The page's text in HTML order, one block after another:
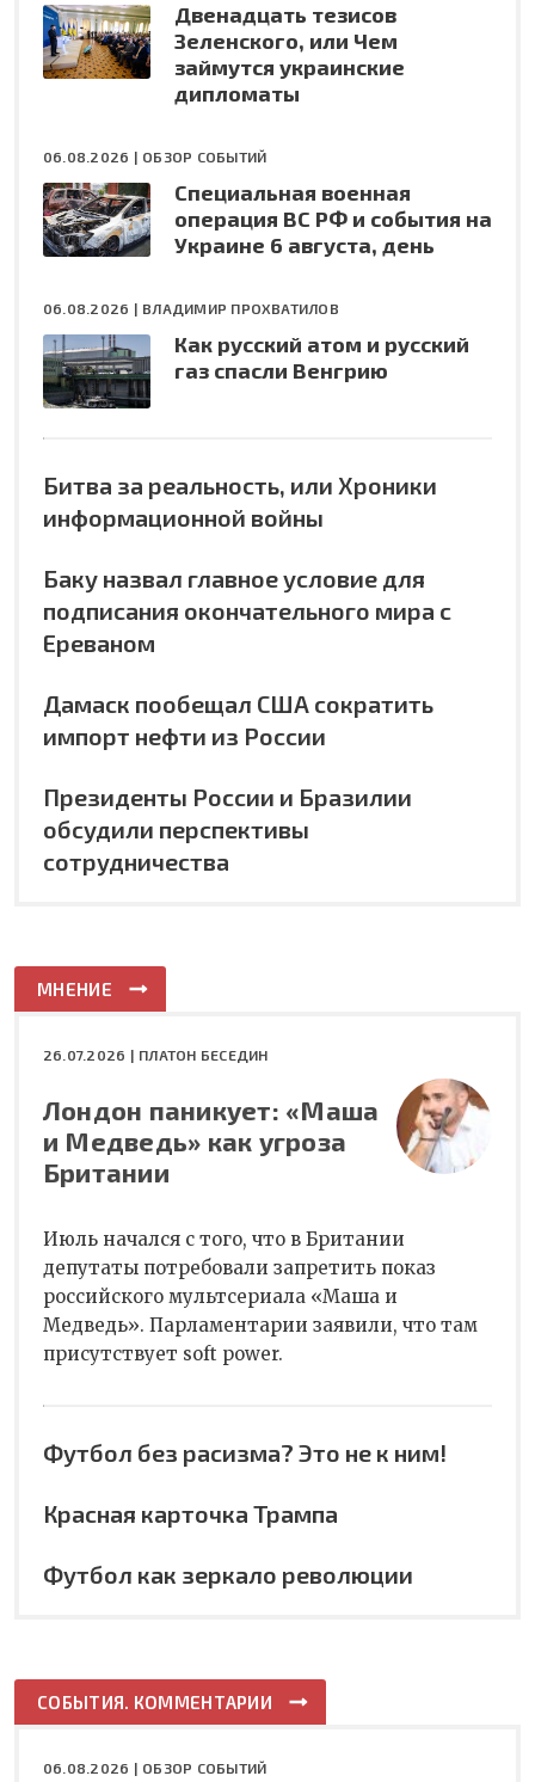
Двенадцать тезисов
Зеленского, или Чем
займутся украинские
дипломаты
06.08.2026 | ОБЗОР СОБЫТИЙ
Специальная военная
операция ВС РФ и события на
Украине 6 августа, день
06.08.2026 | ВЛАДИМИР ПРОХВАТИЛОВ
Как русский атом и русский
газ спасли Венгрию
Битва за реальность, или Хроники
информационной войны
Баку назвал главное условие для
подписания окончательного мира с
Ереваном
Дамаск пообещал США сократить
импорт нефти из России
Президенты России и Бразилии
обсудили перспективы
сотрудничества
МНЕНИЕ
26.07.2026 | ПЛАТОН БЕСЕДИН
Лондон паникует: «Маша
и Медведь» как угроза
Британии
Июль начался с того, что в Британии
депутаты потребовали запретить показ
российского мультсериала «Маша и
Медведь». Парламентарии заявили, что там
присутствует soft power.
Футбол без расизма? Это не к ним!
Красная карточка Трампа
Футбол как зеркало революции
СОБЫТИЯ. КОММЕНТАРИИ
06.08.2026 | ОБЗОР СОБЫТИЙ